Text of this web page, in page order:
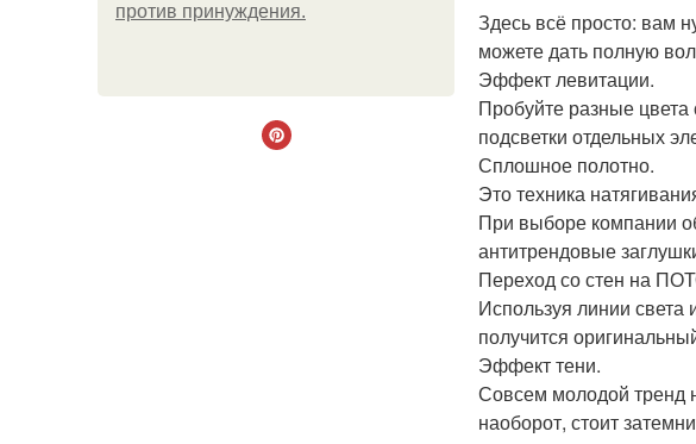
против принуждения.
Здесь всё просто: вам
можете дать полную
Эффект левитации.
Пробуйте разные
подсветки отдельных
Сплошное полотно.
Это техника
При выборе компании
антитрендовые
Переход со стен на
Используя линии света
получится
Эффект тени.
Совсем молодой тренд
наоборот, стоит